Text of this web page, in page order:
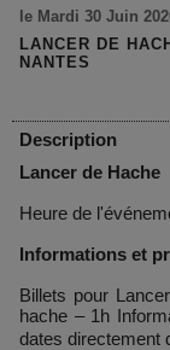
le Mardi 30 Juin
LANCER DE
NANTES
Description
Lancer de Hache
Heure de
Informations et
Billets pour
hache – 1h
dates directement